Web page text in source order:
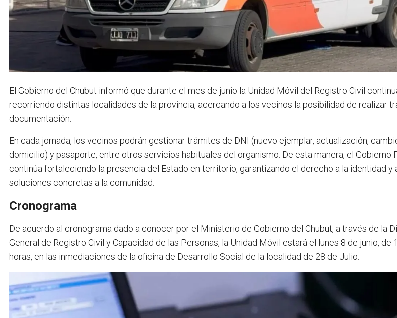
El Gobierno del Chubut informó que durante el mes de junio la Unidad Móvil del Registro Civil
recorriendo distintas localidades de la provincia, acercando a los vecinos la posibilidad de realizar
documentación.
En cada jornada, los vecinos podrán gestionar trámites de DNI (nuevo ejemplar, actualización,
domicilio) y pasaporte, entre otros servicios habituales del organismo. De esta manera, el Gobierno
continúa fortaleciendo la presencia del Estado en territorio, garantizando el derecho a la identidad y
soluciones concretas a la comunidad.
Cronograma
De acuerdo al cronograma dado a conocer por el Ministerio de Gobierno del Chubut, a través de la
General de Registro Civil y Capacidad de las Personas, la Unidad Móvil estará el lunes 8 de junio, de
horas, en las inmediaciones de la oficina de Desarrollo Social de la localidad de 28 de Julio.